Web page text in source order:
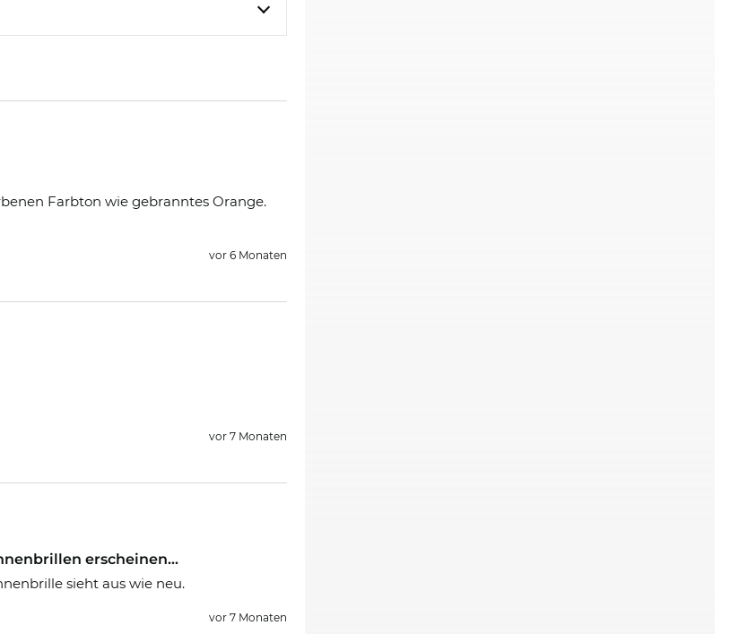
Farbton wie gebranntes Orange.
vor 6 Monaten
vor 7 Monaten
erscheinen...
sieht aus wie neu.
vor 7 Monaten